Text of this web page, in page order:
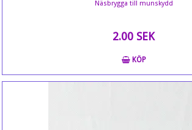
Näsbrygga till munskydd
2.00 SEK
KÖP